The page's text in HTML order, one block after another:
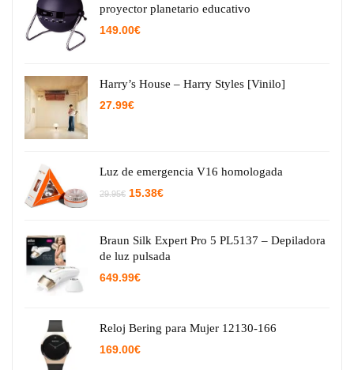
proyector planetario educativo
149.00€
Harry’s House – Harry Styles [Vinilo]
27.99€
Luz de emergencia V16 homologada
29.95€ El
29.95€.
15.38€El
15.38€.
Braun Silk Expert Pro 5 PL5137 – Depiladora
de luz pulsada
649.99€
Reloj Bering para Mujer 12130-166
169.00€